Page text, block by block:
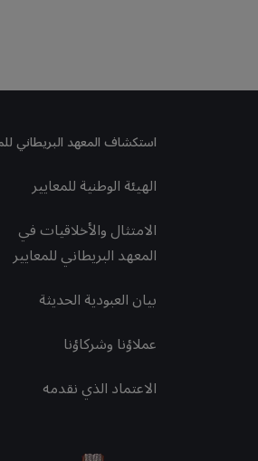
استكشاف المعهد البريطاني
الهيئة الوطنية للمعايير
الامتثال والأخلاقيات في
المعهد البريطاني للمعايير
بيان العبودية الحديثة
عملاؤنا وشركاؤنا
الاعتماد الذي نقدمه